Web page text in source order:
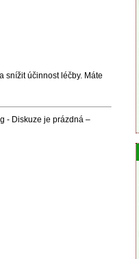
snížit účinnost léčby. Máte
- Diskuze je prázdná –